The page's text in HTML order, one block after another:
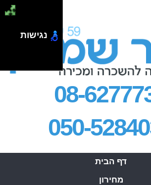
08-
050-
דף הבית
מחירון
נגישות